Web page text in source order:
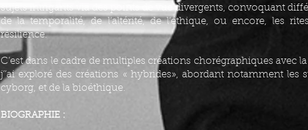
sujets intrigants via des points de vue divergents, convoquant
de la temporalité, de l’altérité, de l’éthique, ou encore, les
résilience.
C’est dans le cadre de multiples créations chorégraphiques avec
j’’ai exploré des créations « hybrides», abordant notamment les
cyborg, et de la bioéthique.
BIOGRAPHIE :